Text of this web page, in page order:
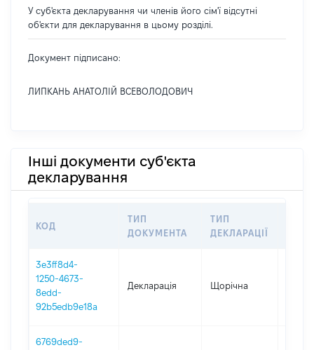
У суб'єкта декларування чи членів його сім'ї відсутні
об'єкти для декларування в цьому розділі.
Документ підписано:
ЛИПКАНЬ АНАТОЛІЙ ВСЕВОЛОДОВИЧ
Інші документи суб'єкта
декларування
КОД
ТИП
ДОКУМЕНТА
ТИП
ДЕКЛАРАЦІЇ
3e3ff8d4-
1250-4673-
8edd-
92b5edb9e18a
Декларація Щорічна
6769ded9-